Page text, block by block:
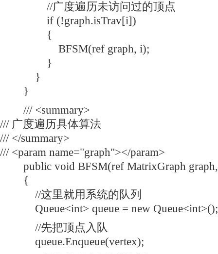
//广度遍历未访问过的顶点
if (!graph.isTrav[i])
{
BFSM(ref graph, i);
}
}
}
/// <summary>
/// 广度遍历具体算法
/// </summary>
/// <param name="graph"></param>
public void BFSM(ref MatrixGraph graph,
{
//这里就用系统的队列
Queue<int> queue = new Queue<int>();
//先把顶点入队
queue.Enqueue(vertex);